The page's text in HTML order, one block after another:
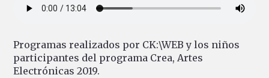
Programas realizados por CK:\WEB y los niños
participantes del programa Crea, Artes
Electrónicas 2019.